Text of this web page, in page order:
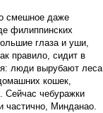
смешное даже
филиппинских
глаза и уши,
правило, сидит в
люди вырубают леса
кошек,
Сейчас чебуражки
частично, Минданао.